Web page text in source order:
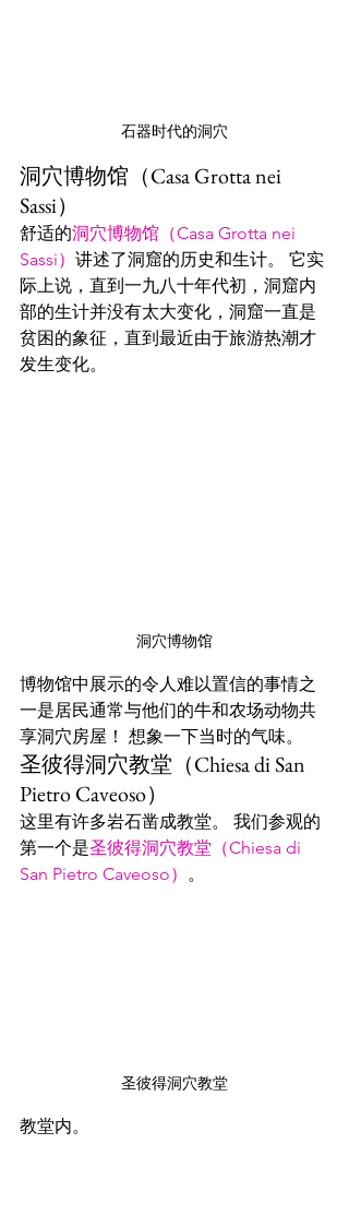
石器时代的洞穴
洞穴博物馆（Casa Grotta nei
Sassi）
舒适的洞穴博物馆（Casa Grotta nei
Sassi） 讲述了洞窟的历史和生计。 它实
际上说，直到一九八十年代初，洞窟内
部的生计并没有太大变化，洞窟一直是
贫困的象征，直到最近由于旅游热潮才
发生变化。
洞穴博物馆
博物馆中展示的令人难以置信的事情之
一是居民通常与他们的牛和农场动物共
享洞穴房屋！ 想象一下当时的气味。
圣彼得洞穴教堂（Chiesa di San
Pietro Caveoso）
这里有许多岩石凿成教堂。 我们参观的
第一个是圣彼得洞穴教堂（Chiesa di
San Pietro Caveoso） 。
圣彼得洞穴教堂
教堂内。